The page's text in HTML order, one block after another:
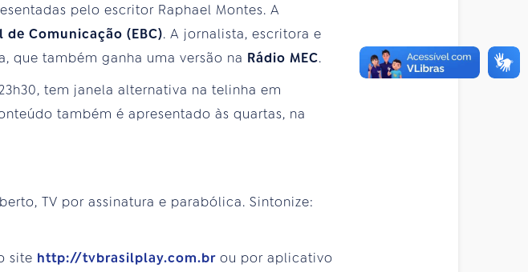
pelo escritor Raphael Montes. A
de Comunicação (EBC). A jornalista, escritora e
que também ganha uma versão na Rádio MEC.
tem janela alternativa na telinha em
também é apresentado às quartas, na
TV por assinatura e parabólica. Sintonize:
site http://tvbrasilplay.com.br ou por aplicativo